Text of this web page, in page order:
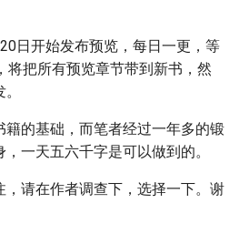
日开始发布预览，每日一更，等
将把所有预览章节带到新书，然
的基础，而笔者经过一年多的锻
一天五六千字是可以做到的。
请在作者调查下，选择一下。谢